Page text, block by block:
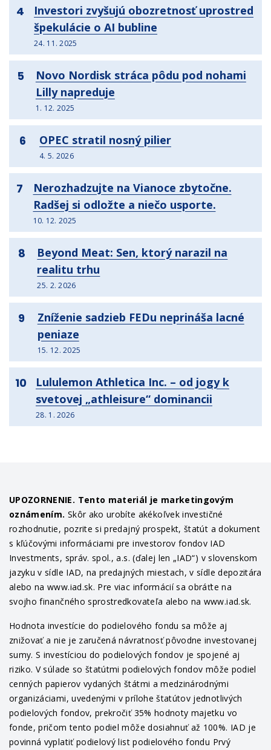
4
Investori zvyšujú obozretnosť uprostred
špekulácie o AI bubline
24. 11. 2025
5
Novo Nordisk stráca pôdu pod nohami
Lilly napreduje
1. 12. 2025
6 OPEC stratil nosný pilier
4. 5. 2026
7
Nerozhadzujte na Vianoce zbytočne.
Radšej si odložte a niečo usporte.
10. 12. 2025
8
Beyond Meat: Sen, ktorý narazil na
realitu trhu
25. 2. 2026
9
Zníženie sadzieb FEDu neprináša lacné
peniaze
15. 12. 2025
10
Lululemon Athletica Inc. – od jogy k
svetovej „athleisure“ dominancii
28. 1. 2026
UPOZORNENIE. Tento materiál je marketingovým
oznámením. Skôr ako urobíte akékoľvek investičné
rozhodnutie, pozrite si predajný prospekt, štatút a dokument
s kľúčovými informáciami pre investorov fondov IAD
Investments, správ. spol., a.s. (ďalej len „IAD“) v slovenskom
jazyku v sídle IAD, na predajných miestach, v sídle depozitára
alebo na www.iad.sk. Pre viac informácií sa obráťte na
svojho finančného sprostredkovateľa alebo na www.iad.sk.
Hodnota investície do podielového fondu sa môže aj
znižovať a nie je zaručená návratnosť pôvodne investovanej
sumy. S investíciou do podielových fondov je spojené aj
riziko. V súlade so štatútmi podielových fondov môže podiel
cenných papierov vydaných štátmi a medzinárodnými
organizáciami, uvedenými v prílohe štatútov jednotlivých
podielových fondov, prekročiť 35% hodnoty majetku vo
fonde, pričom tento podiel môže dosiahnuť až 100%. IAD je
povinná vyplatiť podielový list podielového fondu Prvý